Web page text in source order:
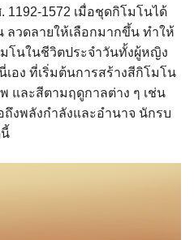
1192-1572 เมื่อชุดกิโมโนได้
วดลายให้เลือกมากขึ้น ทำให้
นในชีวิตประจำวันทั้งผู้หญิง
เอง ที่เริ่มต้นการสร้างสีกิโมโน
และสีตามฤดูกาลต่าง ๆ เช่น
งพลังกำลังและอำนาจ นักรบ